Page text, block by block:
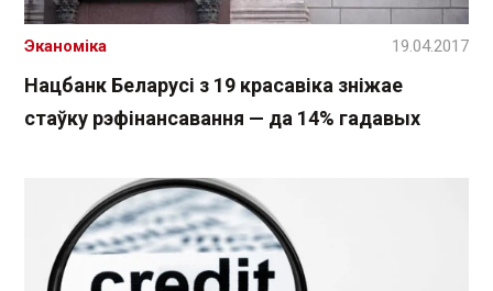
Нацбанк Беларусі з 19 красавіка зніжае
стаўку рэфінансавання — да 14% гадавых
Эканоміка 19.04.2017